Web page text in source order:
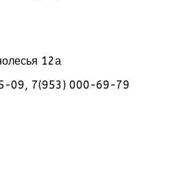
12а
09, 7(953) 000-69-79